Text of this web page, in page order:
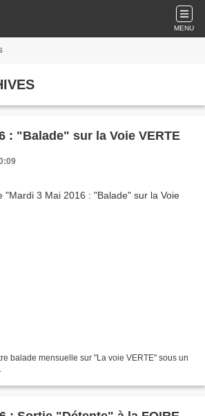
MENU
: "Balade" sur la Voie VERTE
balade mensuelle sur "La voie VERTE" sous un